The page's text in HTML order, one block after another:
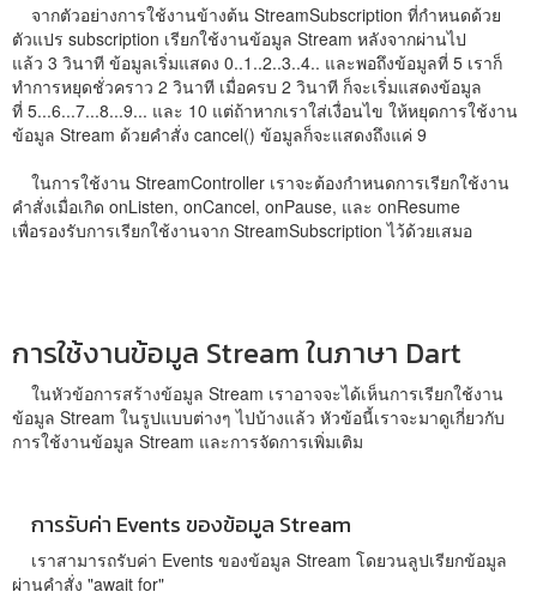
จากตัวอย่างการใช้งานข้างต้น StreamSubscription ที่กำหนดด้วย
ตัวแปร subscription เรียกใช้งานข้อมูล Stream หลังจากผ่านไป
แล้ว 3 วินาที ข้อมูลเริ่มแสดง 0..1..2..3..4.. และพอถึงข้อมูลที่ 5 เราก็
ทำการหยุดชั่วคราว 2 วินาที เมื่อครบ 2 วินาที ก็จะเริ่มแสดงข้อมูล
ที่ 5...6...7...8...9... และ 10 แต่ถ้าหากเราใส่เงื่อนไข ให้หยุดการใช้งาน
ข้อมูล Stream ด้วยคำสั่ง cancel() ข้อมูลก็จะแสดงถึงแค่ 9
ในการใช้งาน StreamController เราจะต้องกำหนดการเรียกใช้งาน
คำสั่งเมื่อเกิด onListen, onCancel, onPause, และ onResume
เพื่อรองรับการเรียกใช้งานจาก StreamSubscription ไว้ด้วยเสมอ
การใช้งานข้อมูล Stream ในภาษา Dart
ในหัวข้อการสร้างข้อมูล Stream เราอาจจะได้เห็นการเรียกใช้งาน
ข้อมูล Stream ในรูปแบบต่างๆ ไปบ้างแล้ว หัวข้อนี้เราจะมาดูเกี่ยวกับ
การใช้งานข้อมูล Stream และการจัดการเพิ่มเติม
การรับค่า Events ของข้อมูล Stream
เราสามารถรับค่า Events ของข้อมูล Stream โดยวนลูปเรียกข้อมูล
ผ่านคำสั่ง "await for"